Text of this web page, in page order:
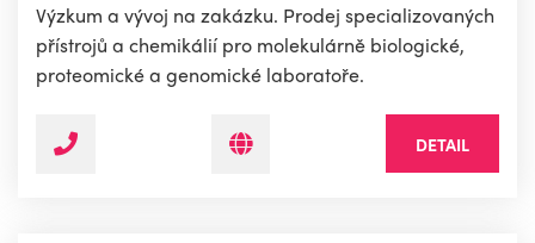
Výzkum a vývoj na zakázku. Prodej specializovaných
přístrojů a chemikálií pro molekulárně biologické,
proteomické a genomické laboratoře.
DETAIL